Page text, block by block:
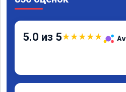
5.0 из 5★★★★★